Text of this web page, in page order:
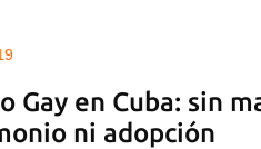
Gay en Cuba: sin
ni adopción